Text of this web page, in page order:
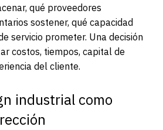
qué proveedores
sostener, qué capacidad
servicio prometer. Una decisión
costos, tiempos, capital de
del cliente.
industrial como